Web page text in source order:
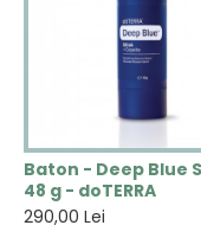
Baton - Deep Blue
48 g - doTERRA
290,00 Lei